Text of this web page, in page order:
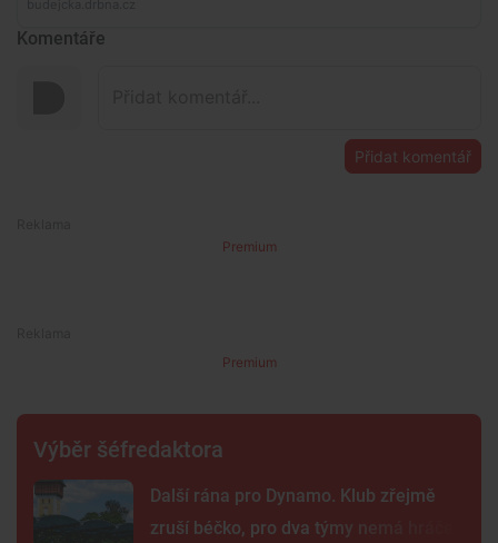
Komentáře
Přidat komentář
Premium
Premium
Výběr šéfredaktora
Další rána pro Dynamo. Klub zřejmě
zruší béčko, pro dva týmy nemá hráče